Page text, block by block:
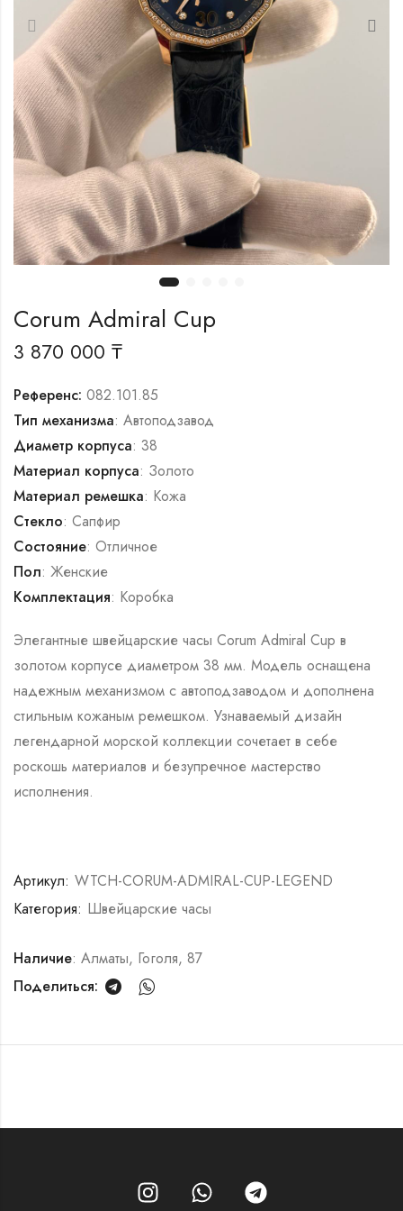
Corum Admiral Cup
3 870 000 ₸
Референс: 082.101.85
Тип механизма: Автоподзавод
Диаметр корпуса: 38
Материал корпуса: Золото
Материал ремешка: Кожа
Стекло: Сапфир
Состояние: Отличное
Пол: Женские
Комплектация: Коробка
Элегантные швейцарские часы Corum Admiral Cup в
золотом корпусе диаметром 38 мм. Модель оснащена
надежным механизмом с автоподзаводом и дополнена
стильным кожаным ремешком. Узнаваемый дизайн
легендарной морской коллекции сочетает в себе
роскошь материалов и безупречное мастерство
исполнения.
Артикул: WTCH-CORUM-ADMIRAL-CUP-LEGEND
Категория: Швейцарские часы
Наличие: Алматы, Гоголя, 87
Поделиться: